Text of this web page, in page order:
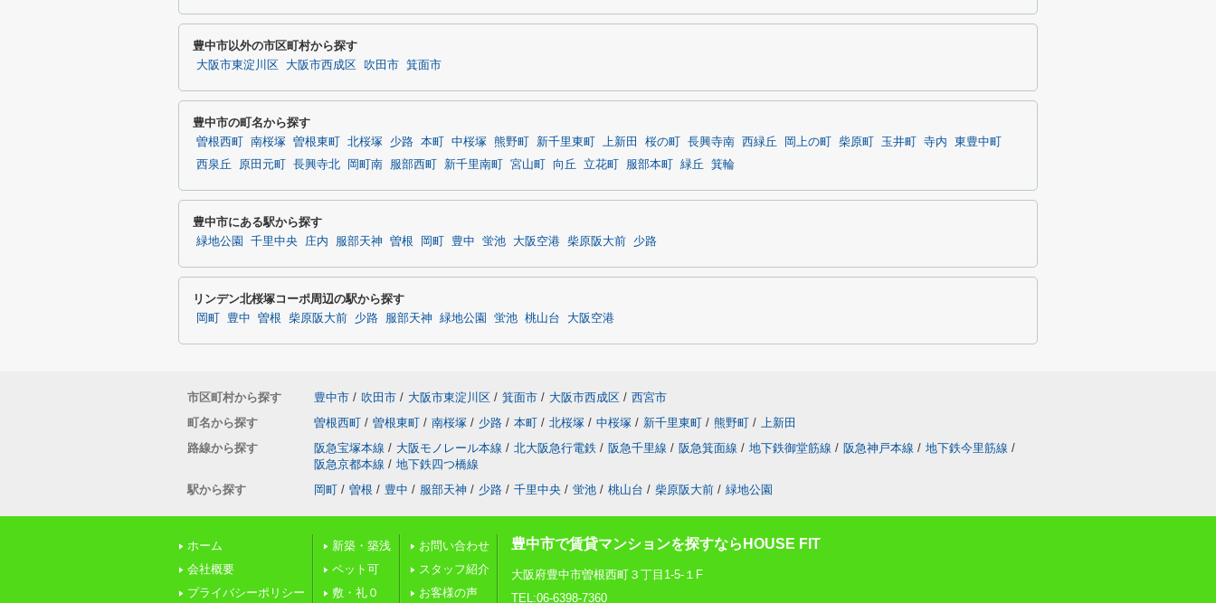
豊中市以外の市区町村から探す
大阪市東淀川区 大阪市西成区 吹田市 箕面市
豊中市の町名から探す
曽根西町 南桜塚 曽根東町 北桜塚 少路 本町 中桜塚 熊野町 新千里東町 上新田 桜の町 長興寺南 西緑丘 岡上の町 柴原町 玉井町 寺内
東豊中町
西泉丘
原田元町 長興寺北 岡町南 服部西町 新千里南町 宮山町 向丘 立花町 服部本町 緑丘 箕輪
豊中市にある駅から探す
緑地公園 千里中央 庄内 服部天神 曽根 岡町 豊中 蛍池 大阪空港 柴原阪大前 少路
リンデン北桜塚コーポ周辺の駅から探す
岡町 豊中 曽根 柴原阪大前 少路 服部天神 緑地公園 蛍池 桃山台 大阪空港
市区町村から探す 豊中市 / 吹田市 / 大阪市東淀川区 / 箕面市 / 大阪市西成区 / 西宮市
町名から探す
曽根西町 / 曽根東町 / 南桜塚 / 少路 / 本町 / 北桜塚 / 中桜塚 / 新千里東町 / 熊野町 / 上新田
路線から探す
阪急宝塚本線 / 大阪モノレール本線 / 北大阪急行電鉄 / 阪急千里線 / 阪急箕面線 / 地下鉄御堂筋線 / 阪急神戸本線 / 地下鉄今里筋線 /
阪急京都本線 / 地下鉄四つ橋線
駅から探す
岡町 / 曽根 / 豊中 / 服部天神 / 少路 / 千里中央 / 蛍池 / 桃山台 / 柴原阪大前 / 緑地公園
ホーム
会社概要
プライバシーポリシー
新築・築浅
ペット可
敷・礼０
お問い合わせ
スタッフ紹介
お客様の声
豊中市で賃貸マンションを探すならHOUSE FIT
大阪府豊中市曽根西町３丁目1-5-１F
TEL:06-6398-7360